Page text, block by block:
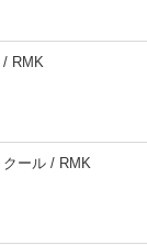
/ RMK
ール / RMK